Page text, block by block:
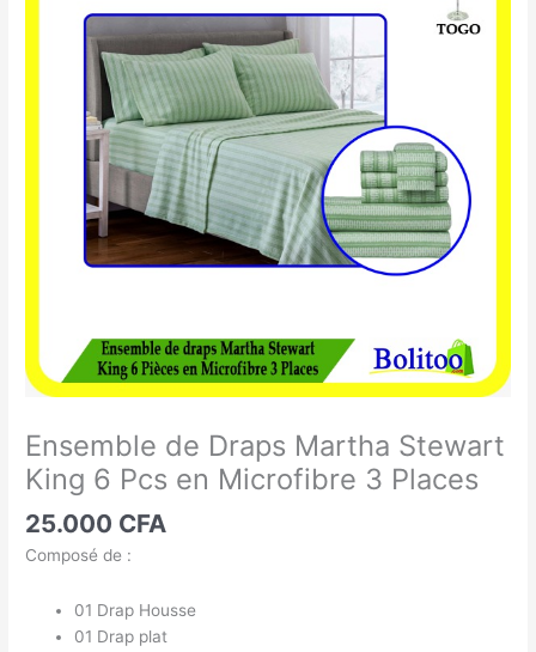
Ensemble de Draps Martha Stewart
King 6 Pcs en Microfibre 3 Places
25.000 CFA
Composé de :
01 Drap Housse
01 Drap plat
Microfibre